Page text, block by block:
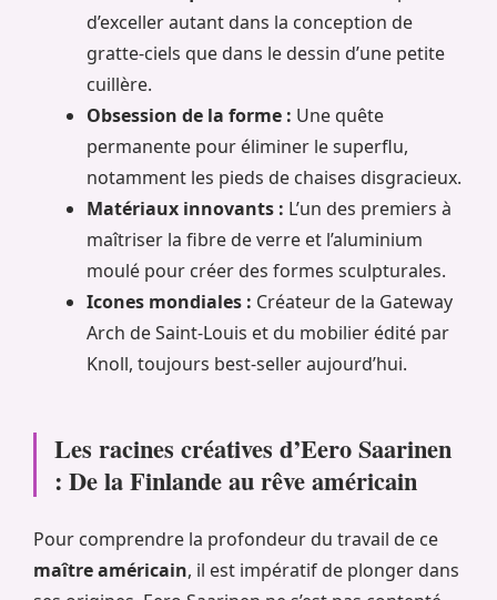
d’exceller autant dans la conception de
gratte-ciels que dans le dessin d’une petite
cuillère.
Obsession de la forme : Une quête
permanente pour éliminer le superflu,
notamment les pieds de chaises disgracieux.
Matériaux innovants : L’un des premiers à
maîtriser la fibre de verre et l’aluminium
moulé pour créer des formes sculpturales.
Icones mondiales : Créateur de la Gateway
Arch de Saint-Louis et du mobilier édité par
Knoll, toujours best-seller aujourd’hui.
Les racines créatives d’Eero Saarinen
: De la Finlande au rêve américain
Pour comprendre la profondeur du travail de ce
maître américain, il est impératif de plonger dans